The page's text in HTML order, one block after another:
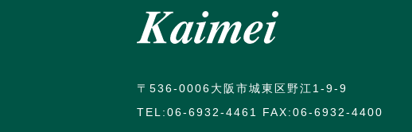
〒536-0006大阪市城東区野江1-9-9
TEL:06-6932-4461 FAX:06-6932-4400